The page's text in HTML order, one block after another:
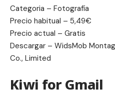
Categoria – Fotografía
Precio habitual – 5,49€
Precio actual – Gratis
Descargar – WidsMob
Co., Limited
Kiwi for Gmail